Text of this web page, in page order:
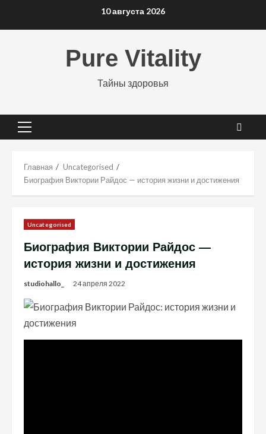
10 августа 2026
Pure Vitality
Тайны здоровья
Основное
Главная
Uncategorised
Биография Виктории Райдос — история жизни и достижения
Uncategorised
Биография Виктории Райдос —
история жизни и достижения
studiohallo_ 24 апреля 2022